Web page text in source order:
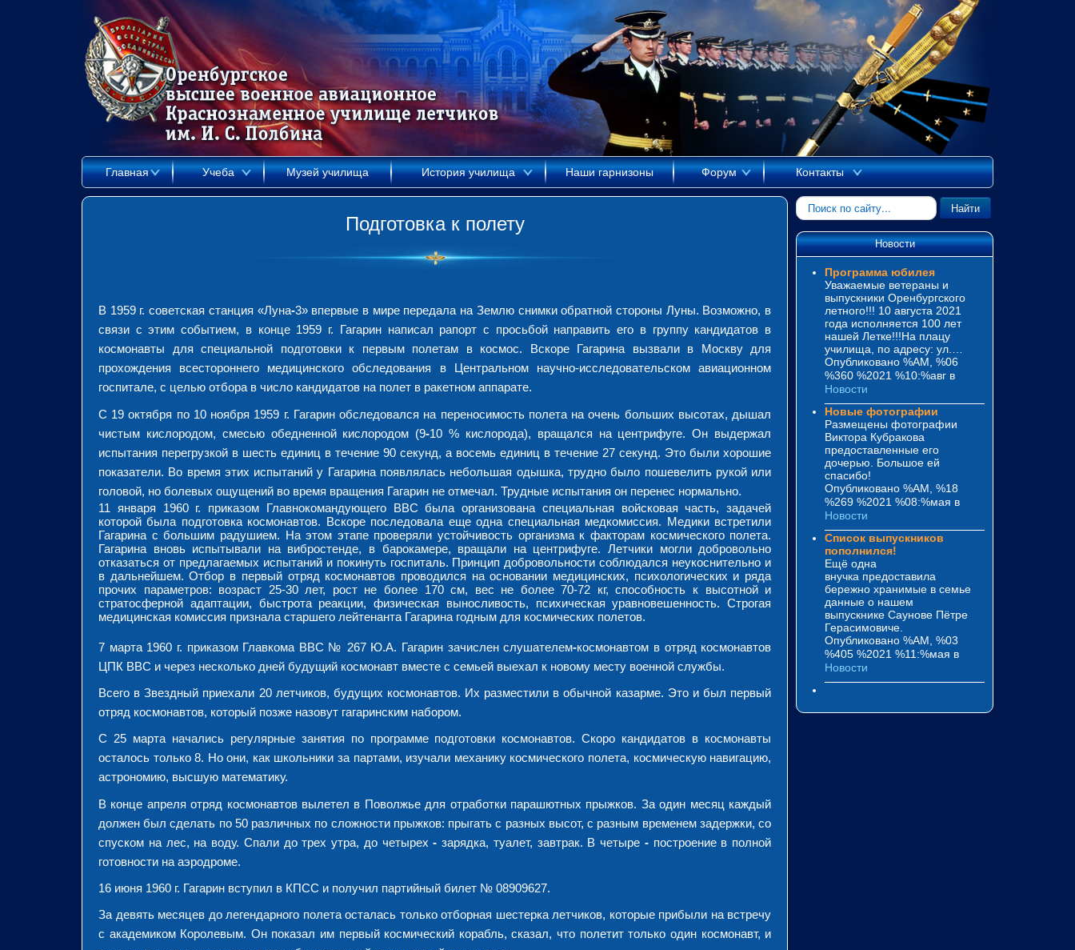
Главная Учеба Музей училища История училища Наши гарнизоны Форум Контакты
Подготовка к полету
В 1959 г. советская станция «Луна-3» впервые в мире передала на Землю снимки обратной стороны Луны. Возможно, в
связи с этим событием, в конце 1959 г. Гагарин написал рапорт с просьбой направить его в группу кандидатов в
космонавты для специальной подготовки к первым полетам в космос. Вскоре Гагарина вызвали в Москву для
прохождения всестороннего медицинского обследования в Центральном научно-исследовательском авиационном
госпитале, с целью отбора в число кандидатов на полет в ракетном аппарате.
С 19 октября по 10 ноября 1959 г. Гагарин обследовался на переносимость полета на очень больших высотах, дышал
чистым кислородом, смесью обедненной кислородом (9-10 % кислорода), вращался на центрифуге. Он выдержал
испытания перегрузкой в шесть единиц в течение 90 секунд, а восемь единиц в течение 27 секунд. Это были хорошие
показатели. Во время этих испытаний у Гагарина появлялась небольшая одышка, трудно было пошевелить рукой или
головой, но болевых ощущений во время вращения Гагарин не отмечал. Трудные испытания он перенес нормально.
11 января 1960 г. приказом Главнокомандующего ВВС была организована специальная войсковая часть, задачей
которой была подготовка космонавтов. Вскоре последовала еще одна специальная медкомиссия. Медики встретили
Гагарина с большим радушием. На этом этапе проверяли устойчивость организма к факторам космического полета.
Гагарина вновь испытывали на вибростенде, в барокамере, вращали на центрифуге. Летчики могли добровольно
отказаться от предлагаемых испытаний и покинуть госпиталь. Принцип добровольности соблюдался неукоснительно и
в дальнейшем. Отбор в первый отряд космонавтов проводился на основании медицинских, психологических и ряда
прочих параметров: возраст 25-30 лет, рост не более 170 см, вес не более 70-72 кг, способность к высотной и
стратосферной адаптации, быстрота реакции, физическая выносливость, психическая уравновешенность. Строгая
медицинская комиссия признала старшего лейтенанта Гагарина годным для космических полетов.
7 марта 1960 г. приказом Главкома ВВС № 267 Ю.А. Гагарин зачислен слушателем-космонавтом в отряд космонавтов
ЦПК ВВС и через несколько дней будущий космонавт вместе с семьей выехал к новому месту военной службы.
Всего в Звездный приехали 20 летчиков, будущих космонавтов. Их разместили в обычной казарме. Это и был первый
отряд космонавтов, который позже назовут гагаринским набором.
С 25 марта начались регулярные занятия по программе подготовки космонавтов. Скоро кандидатов в космонавты
осталось только 8. Но они, как школьники за партами, изучали механику космического полета, космическую навигацию,
астрономию, высшую математику.
В конце апреля отряд космонавтов вылетел в Поволжье для отработки парашютных прыжков. За один месяц каждый
должен был сделать по 50 различных по сложности прыжков: прыгать с разных высот, с разным временем задержки, со
спуском на лес, на воду. Спали до трех утра, до четырех- зарядка, туалет, завтрак. В четыре -построение в полной
готовности на аэродроме.
16 июня 1960 г. Гагарин вступил в КПСС и получил партийный билет № 08909627.
За девять месяцев до легендарного полета осталась только отборная шестерка летчиков, которые прибыли на встречу
с академиком Королевым. Он показал им первый космический корабль, сказал, что полетит только один космонавт, и
Искать... Найти
Новости
Программа юбилея
Уважаемые ветераны и
выпускники Оренбургского
летного!!! 10 августа 2021
года исполняется 100 лет
нашей Летке!!!На плацу
училища, по адресу: ул.…
Опубликовано %AM, %06
%360 %2021 %10:%авг в
Новости
Новые фотографии
Размещены фотографии
Виктора Кубракова
предоставленные его
дочерью. Большое ей
спасибо!
Опубликовано %AM, %18
%269 %2021 %08:%мая в
Новости
Список выпускников
пополнился!
Ещё одна
внучка предоставила
бережно хранимые в семье
данные о нашем
выпускнике Саунове Пётре
Герасимовиче.
Опубликовано %AM, %03
%405 %2021 %11:%мая в
Новости